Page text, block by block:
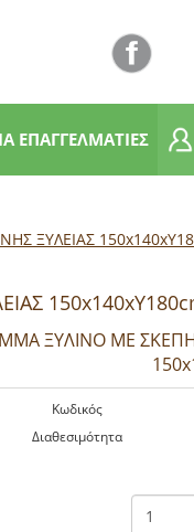
ΕΠΑΓΓΕΛΜΑΤΙΕΣ
ΞΥΛΕΙΑΣ
ΞΥΛΙΝΟ ΜΕ
Kωδικός
Διαθεσιμότητα